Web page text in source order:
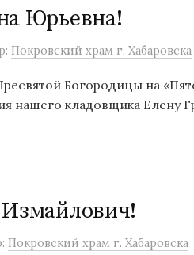
Юрьевна!
Покровский храм г. Хабаровска
Богородицы на
нашего кладовщика Елену
Покровский храм г. Хабаровска